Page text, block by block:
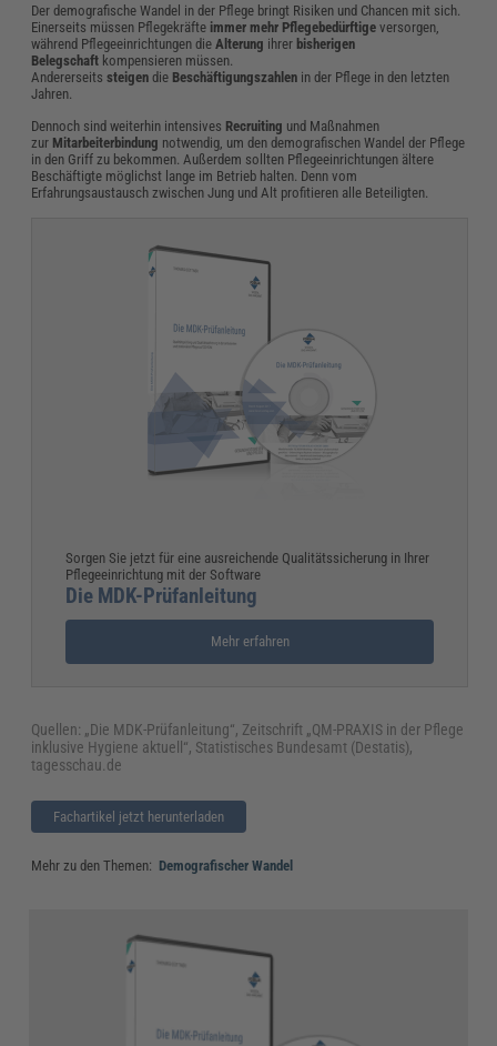
Der demografische Wandel in der Pflege bringt Risiken und Chancen mit sich.
Einerseits müssen Pflegekräfte immer mehr Pflegebedürftige versorgen,
während Pflegeeinrichtungen dieAlterung ihrer bisherigen
Belegschaft kompensieren müssen.
Andererseitssteigendie Beschäftigungszahlen in der Pflege in den letzten
Jahren.
Dennoch sind weiterhin intensives Recruiting und Maßnahmen
zur Mitarbeiterbindung notwendig, um den demografischen Wandel der Pflege
in den Griff zu bekommen. Außerdem sollten Pflegeeinrichtungen ältere
Beschäftigte möglichst lange im Betrieb halten. Denn vom
Erfahrungsaustausch zwischen Jung und Alt profitieren alle Beteiligten.
Sorgen Sie jetzt für eine ausreichende Qualitätssicherung in Ihrer
Pflegeeinrichtung mit der Software
Die MDK-Prüfanleitung
Mehr erfahren
Quellen: „Die MDK-Prüfanleitung“, Zeitschrift „QM-PRAXIS in der Pflege
inklusive Hygiene aktuell“, Statistisches Bundesamt (Destatis),
tagesschau.de
Fachartikel jetzt herunterladen
Mehr zu den Themen: Demografischer Wandel